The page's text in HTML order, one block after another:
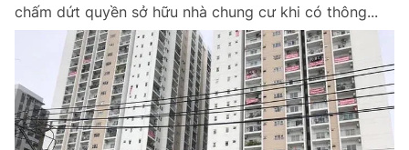
chấm dứt quyền sở hữu nhà chung cư khi có thông...